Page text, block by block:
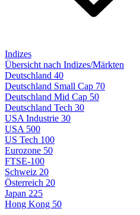
Indizes
Übersicht nach Indizes/Märkten
Deutschland 40
Deutschland Small Cap 70
Deutschland Mid Cap 50
Deutschland Tech 30
USA Industrie 30
USA 500
US Tech 100
Eurozone 50
FTSE-100
Schweiz 20
Österreich 20
Japan 225
Hong Kong 50